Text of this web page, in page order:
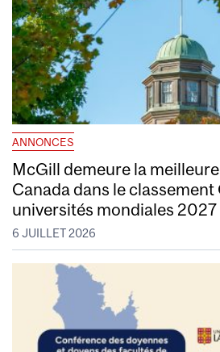
ANNONCES
McGill demeure la
Canada dans le classement
universités mondiales 2027
6 JUILLET 2026